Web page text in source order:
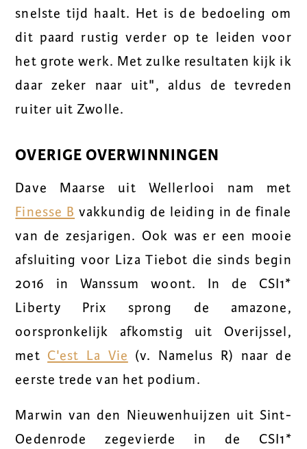
snelste tijd haalt. Het is de bedoeling om
dit paard rustig verder op te leiden voor
het grote werk. Met zulke resultaten kijk ik
daar zeker naar uit", aldus de tevreden
ruiter uit Zwolle.
OVERIGE OVERWINNINGEN
Dave Maarse uit Wellerlooi nam met
Finesse B vakkundig de leiding in de finale
van de zesjarigen. Ook was er een mooie
afsluiting voor Liza Tiebot die sinds begin
2016 in Wanssum woont. In de CSI1*
Liberty Prix sprong de amazone,
oorspronkelijk afkomstig uit Overijssel,
met C'est La Vie (v. Namelus R) naar de
eerste trede van het podium.
Marwin van den Nieuwenhuijzen uit Sint-
Oedenrode zegevierde in de CSI1*